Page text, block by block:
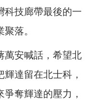
科技廊帶最後的一
落。
萬安喊話，希望北
達留在北士科，
奪輝達的壓力，